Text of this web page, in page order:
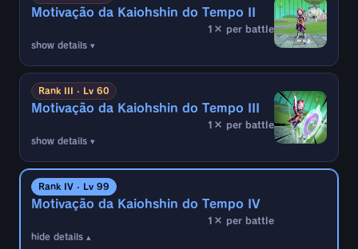
▼Condições de ativação
Quando um aliado é nocauteado (1 vez)
*Com exceção de algumas situações, como
própria Autodestruição etc.
・Intervalo de Troca de aliados ao trocar -1
(20 contagens)
Adicionalmente, se houver 2 ou mais
membros de batalha inimigos de
Ki
・Intervalo de Troca de aliados ao trocar -1
Motivação da Kaiohshin do Tempo II
1× per battle
show details ▾
▼Alvos afetados
▼Condições de ativação
Quando um aliado é nocauteado (1 vez)
*Com exceção de algumas situações, como
própria Autodestruição etc.
・Dano das Artes Especiais de aliados +30%
Rank III · Lv 60
Motivação da Kaiohshin do Tempo III
1× per battle
show details ▾
▼Alvos afetados
▼Condições de ativação
Quando um aliado é nocauteado (1 vez)
Rank IV · Lv 99
Motivação da Kaiohshin do Tempo IV
1× per battle
hide details ▴